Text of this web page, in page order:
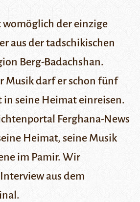
womöglich der einzige
aus der tadschikischen
Berg-Badachshan.
Musik darf er schon fünf
in seine Heimat einreisen.
Ferghana-News
Heimat, seine Musik
im Pamir. Wir
Interviewaus dem
.